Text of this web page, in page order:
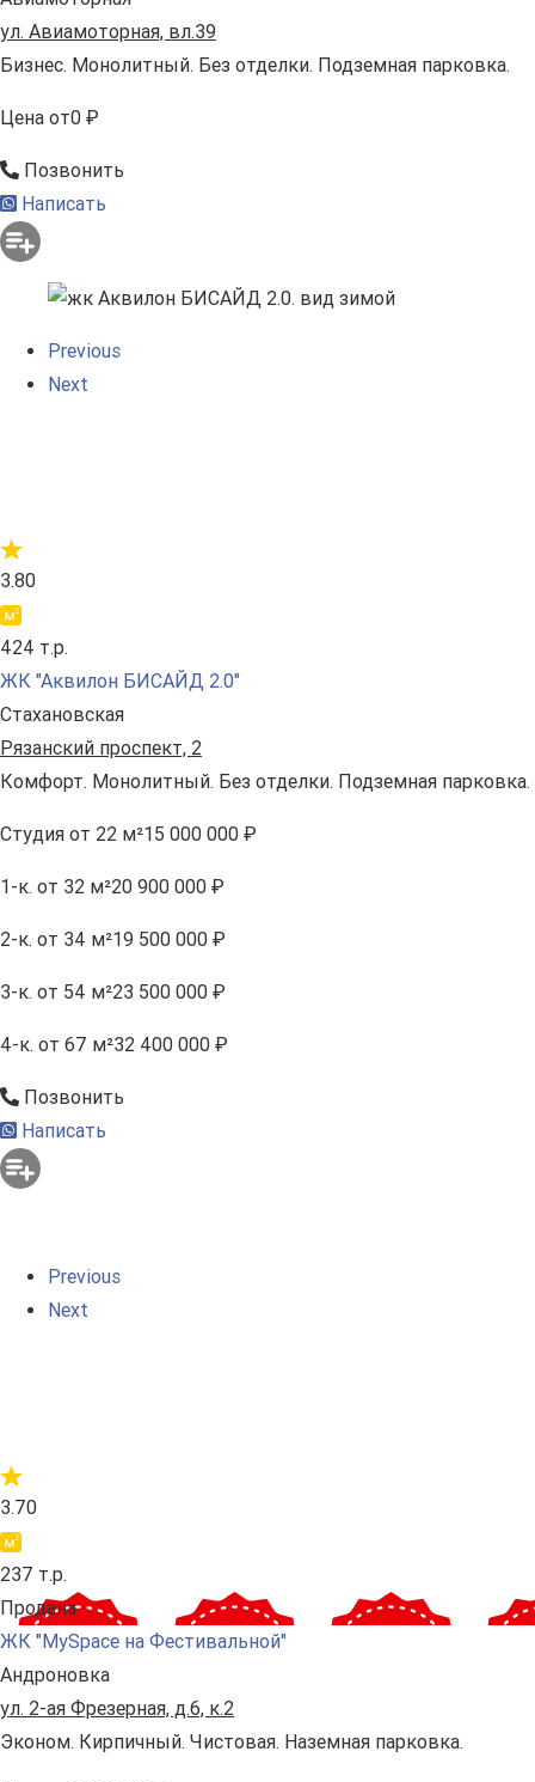
ул. Авиамоторная, вл.39
Бизнес. Монолитный. Без отделки. Подземная парковка.
Цена от0 ₽
Позвонить
Написать
Previous
Next
3.80
424 т.р.
ЖК "Аквилон БИСАЙД 2.0"
Стахановская
Рязанский проспект, 2
Комфорт. Монолитный. Без отделки. Подземная парковка.
Студия от 22 м²15 000 000 ₽
1-к. от 32 м²20 900 000 ₽
2-к. от 34 м²19 500 000 ₽
3-к. от 54 м²23 500 000 ₽
4-к. от 67 м²32 400 000 ₽
Позвонить
Написать
Previous
Next
3.70
237 т.р.
Продана
ЖК "MySpace на Фестивальной"
Андроновка
ул. 2-ая Фрезерная, д.6, к.2
Эконом. Кирпичный. Чистовая. Наземная парковка.